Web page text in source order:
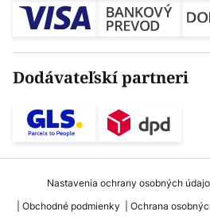
Dodávateľskí partneri
Nastavenia ochrany osobných
Obchodné podmienky
Ochrana